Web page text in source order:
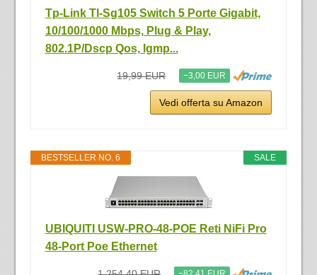
Tp-Link Tl-Sg105 Switch 5 Porte Gigabit,
10/100/1000 Mbps, Plug & Play,‎‎
802.1P/Dscp Qos, Igmp...
19,99 EUR −3,00 EUR
Vedi offerta su Amazon
SALE
BESTSELLER NO. 6
UBIQUITI USW-PRO-48-POE Reti NiFi Pro
48-Port Poe Ethernet